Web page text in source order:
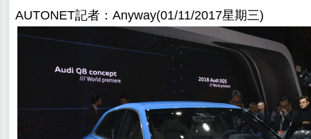
AUTONET記者：Anyway(01/11/2017星期三)